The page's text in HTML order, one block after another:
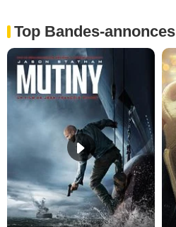
Top Bandes-annonces